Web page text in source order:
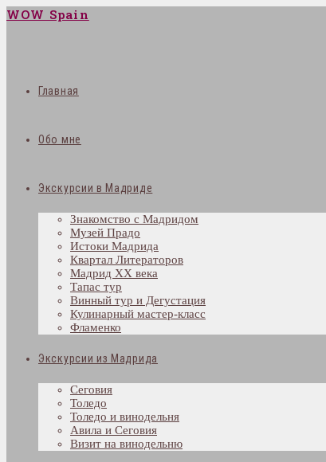
WOW Spain
Главная
Обо мне
Экскурсии в Мадриде
Знакомство с Мадридом
Музей Прадо
Истоки Мадрида
Квартал Литераторов
Мадрид XX века
Тапас тур
Винный тур и Дегустация
Кулинарный мастер-класс
Фламенко
Экскурсии из Мадрида
Сеговия
Толедо
Толедо и винодельня
Авила и Сеговия
Визит на винодельню